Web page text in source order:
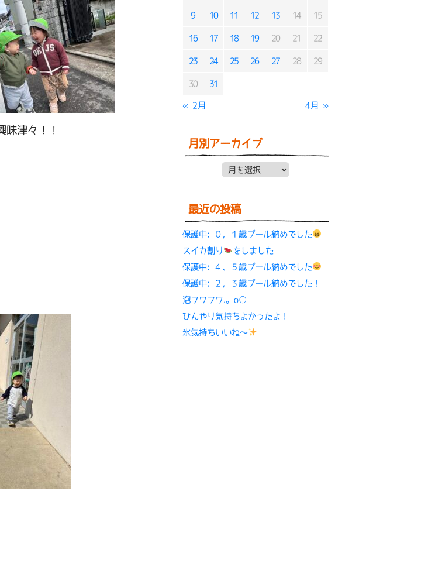
9 10 11 12 13 14 15
16 17 18 19 20 21 22
23 24 25 26 27 28 29
30 31
« 2月 4月 »
月別アーカイブ
月別アーカイブ
最近の投稿
保護中: ０，１歳プール納めでした
スイカ割り
をしました
保護中: ４、５歳プール納めでした
保護中: ２，３歳プール納めでした！
泡フワフワ.。o○
ひんやり気持ちよかったよ！
氷気持ちいいね〜
津々！！